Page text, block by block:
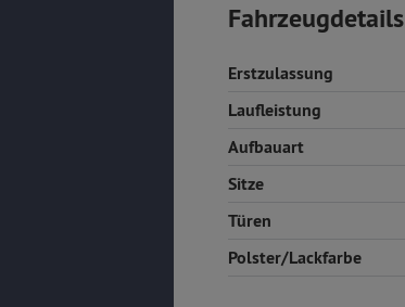
Fahrzeugdetails
Erstzulassung
Laufleistung
Aufbauart
Sitze
Türen
Polster/Lackfarbe